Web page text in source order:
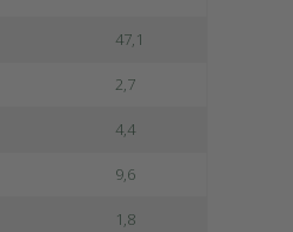
47,1
2,7
4,4
9,6
1,8